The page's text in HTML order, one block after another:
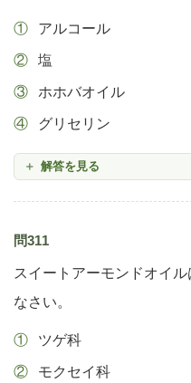
アルコール
塩
ホホバオイル
グリセリン
解答を見る
問311
スイートアーモンドオイ
なさい。
ツゲ科
モクセイ科